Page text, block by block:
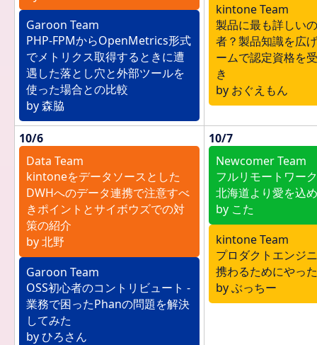
Garoon Team
PHP-FPMからOpenMetrics形式
でメトリクス取得するときに遭
遇した落とし穴と外部ツールを
使った場合との比較
by 森脇
kintone Team
製品に最も詳しい
者？製品知識を広
ームで認定資格を
き
by おぐえもん
10/6
Data Team
kintoneをデータソースとした
DWHへのデータ連携で注意すべ
きポイントとサイボウズでの対
策の紹介
by 北野
Garoon Team
OSS初心者のコントリビュート -
業務で困ったPhanの問題を解決
してみた
by ひろさん
10/7
Newcomer Team
フルリモートワー
北海道より愛を込
by こた
kintone Team
プロダクトエンジ
携わるためにやっ
by ぶっちー